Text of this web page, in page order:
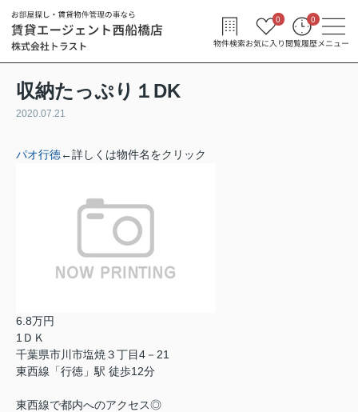
物件検索お気に入り
0
閲覧履歴
0
メニュー
収納たっぷり１DK
2020.07.21
パオ行徳←詳しくは物件名をクリック
6.8万円
1ＤＫ
千葉県市川市塩焼３丁目4－21
東西線「行徳」駅 徒歩12分
東西線で都内へのアクセス◎